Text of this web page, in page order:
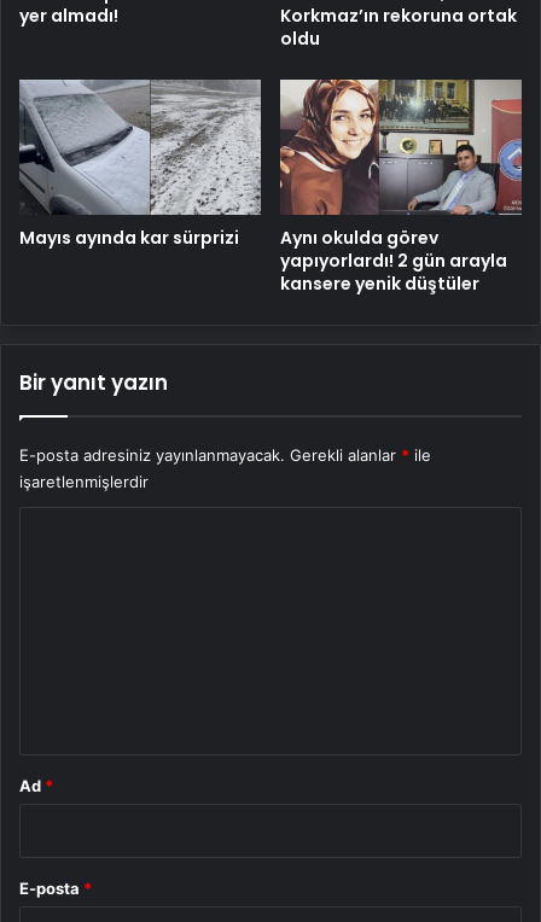
yer almadı!
Korkmaz’ın rekoruna ortak
oldu
Mayıs ayında kar sürprizi
Aynı okulda görev
yapıyorlardı! 2 gün arayla
kansere yenik düştüler
Bir yanıt yazın
E-posta adresiniz yayınlanmayacak. Gerekli alanlar * ile
işaretlenmişlerdir
Ad *
E-posta *